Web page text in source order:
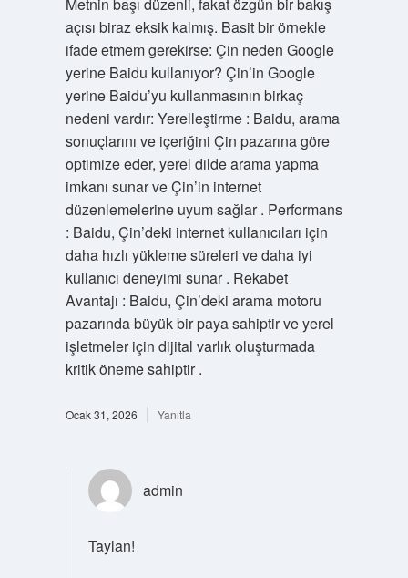
açısı biraz eksik kalmış. Basit bir örnekle
ifade etmem gerekirse: Çin neden Google
yerine Baidu kullanıyor? Çin’in Google
yerine Baidu’yu kullanmasının birkaç
nedeni vardır: Yerelleştirme : Baidu, arama
sonuçlarını ve içeriğini Çin pazarına göre
optimize eder, yerel dilde arama yapma
imkanı sunar ve Çin’in internet
düzenlemelerine uyum sağlar . Performans
: Baidu, Çin’deki internet kullanıcıları için
daha hızlı yükleme süreleri ve daha iyi
kullanıcı deneyimi sunar . Rekabet
Avantajı : Baidu, Çin’deki arama motoru
pazarında büyük bir paya sahiptir ve yerel
işletmeler için dijital varlık oluşturmada
kritik öneme sahiptir .
Ocak 31, 2026 Yanıtla
admin
Taylan!